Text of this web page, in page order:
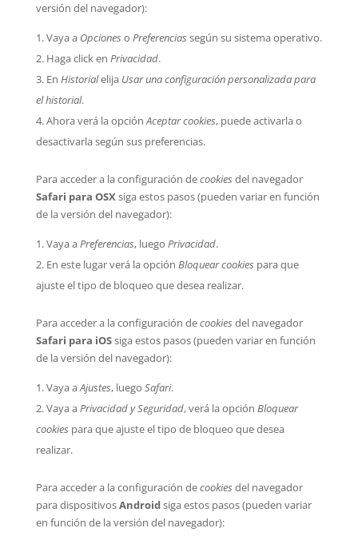
versión del navegador):
Vaya a Opciones o Preferencias según su sistema operativo.
Haga click en Privacidad.
En Historialelija Usar una configuración personalizada para
el historial.
Ahora verá la opciónAceptar cookies, puede activarla o
desactivarla según sus preferencias.
Para acceder a la configuración decookies del navegador
Safari para OSXsiga estos pasos (pueden variar en función
de la versión del navegador):
Vaya aPreferencias, luego Privacidad.
En este lugar verá la opción Bloquear cookies para que
ajuste el tipo de bloqueo que desea realizar.
Para acceder a la configuración decookies del navegador
Safari para iOSsiga estos pasos (pueden variar en función
de la versión del navegador):
Vaya aAjustes, luego Safari.
Vaya aPrivacidad y Seguridad, verá la opción Bloquear
cookies para que ajuste el tipo de bloqueo que desea
realizar.
Para acceder a la configuración decookies del navegador
para dispositivosAndroidsiga estos pasos (pueden variar
en función de la versión del navegador):